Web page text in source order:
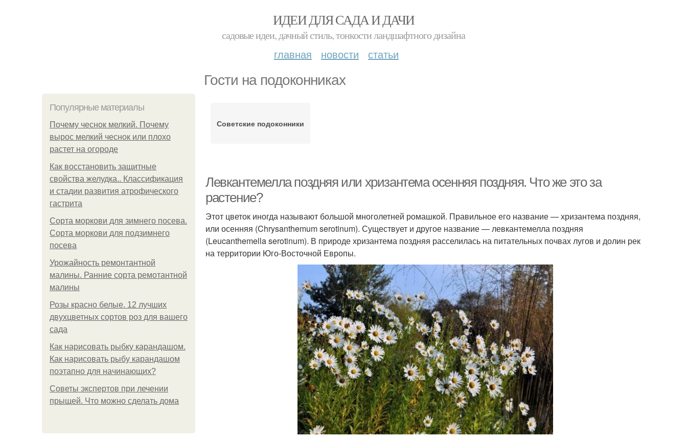
ИДЕИ ДЛЯ САДА И ДАЧИ
садовые идеи, дачный стиль, тонкости ландшафтного дизайна
главная новости статьи
Гости на подоконниках
Популярные материалы
Почему чеснок мелкий. Почему
вырос мелкий чеснок или плохо
растет на огороде
Как восстановить защитные
свойства желудка.. Классификация
и стадии развития атрофического
гастрита
Сорта моркови для зимнего посева.
Сорта моркови для подзимнего
посева
Урожайность ремонтантной
малины. Ранние сорта ремотантной
малины
Розы красно белые. 12 лучших
двухцветных сортов роз для вашего
сада
Как нарисовать рыбку карандашом.
Как нарисовать рыбу карандашом
поэтапно для начинающих?
Советы экспертов при лечении
прыщей. Что можно сделать дома
Советские подоконники
Левкантемелла поздняя или хризантема осенняя поздняя. Что же это за
растение?
Этот цветок иногда называют большой многолетней ромашкой. Правильное его название — хризантема поздняя,
или осенняя (Chrysanthemum serotinum). Существует и другое название — левкантемелла поздняя
(Leucanthemella serotinum). В природе хризантема поздняя расселилась на питательных почвах лугов и долин рек
на территории Юго-Восточной Европы.